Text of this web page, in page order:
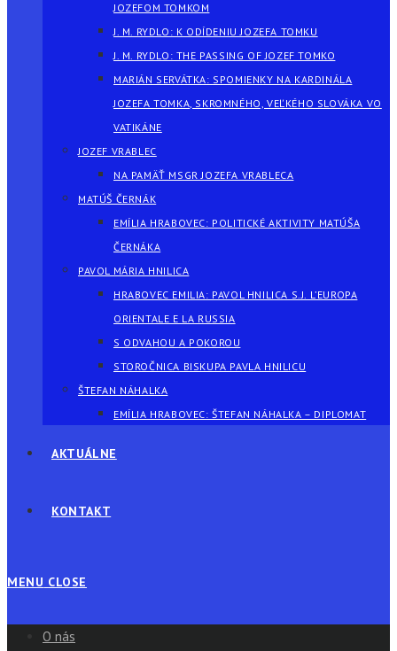
JOZEFOM TOMKOM
J. M. RYDLO: K ODÍDENIU JOZEFA TOMKU
J. M. RYDLO: THE PASSING OF JOZEF TOMKO
MARIÁN SERVÁTKA: SPOMIENKY NA KARDINÁLA
JOZEFA TOMKA, SKROMNÉHO, VEĽKÉHO SLOVÁKA VO
VATIKÁNE
JOZEF VRABLEC
NA PAMÄŤ MSGR JOZEFA VRABLECA
MATÚŠ ČERNÁK
EMÍLIA HRABOVEC: POLITICKÉ AKTIVITY MATÚŠA
ČERNÁKA
PAVOL MÁRIA HNILICA
HRABOVEC EMILIA: PAVOL HNILICA S.J. L’EUROPA
ORIENTALE E LA RUSSIA
S ODVAHOU A POKOROU
STOROČNICA BISKUPA PAVLA HNILICU
ŠTEFAN NÁHALKA
EMÍLIA HRABOVEC: ŠTEFAN NÁHALKA – DIPLOMAT
AKTUÁLNE
KONTAKT
MENU CLOSE
O nás